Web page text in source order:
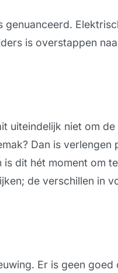
is overstappen
uiteindelijk niet om
Dan is verlengen
dit hét moment om
de verschillen in
Er is geen